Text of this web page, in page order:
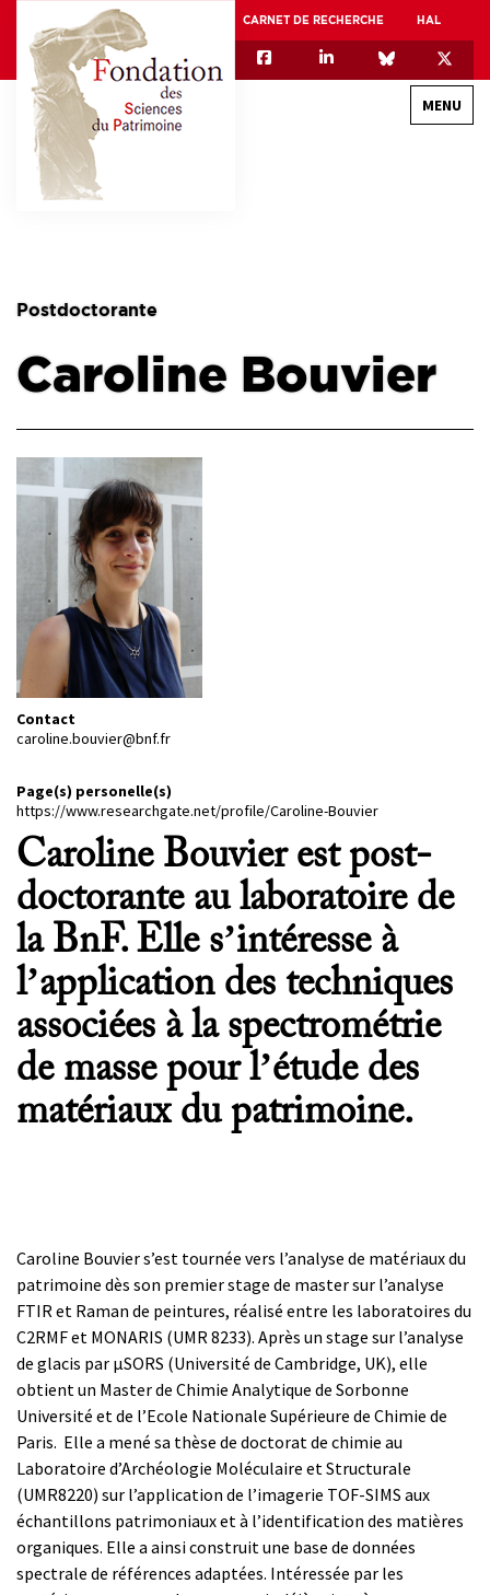
CARNET DE RECHERCHE HAL
MENU
ASSOCIATION DES JEUNES CHERCHEURS EN SCIENCES DU PATRIMOINE – AFJ2CSP
EQUIPEX PATRIMEX
EQUIPEX + ESPADON
MÉCÉNAT
Postdoctorante
Caroline Bouvier
Contact
caroline.bouvier@bnf.fr
Page(s) personelle(s)
https://www.researchgate.net/profile/Caroline-Bouvier
Caroline Bouvier est post-
doctorante au laboratoire de
la BnF. Elle s’intéresse à
l’application des techniques
associées à la spectrométrie
de masse pour l’étude des
matériaux du patrimoine.
Caroline Bouvier s’est tournée vers l’analyse de matériaux du
patrimoine dès son premier stage de master sur l’analyse
FTIR et Raman de peintures, réalisé entre les laboratoires du
C2RMF et MONARIS (UMR 8233). Après un stage sur l’analyse
de glacis par µSORS (Université de Cambridge, UK), elle
obtient un Master de Chimie Analytique de Sorbonne
Université et de l’Ecole Nationale Supérieure de Chimie de
Paris. Elle a mené sa thèse de doctorat de chimie au
Laboratoire d’Archéologie Moléculaire et Structurale
(UMR8220) sur l’application de l’imagerie TOF-SIMS aux
échantillons patrimoniaux et à l’identification des matières
organiques. Elle a ainsi construit une base de données
spectrale de références adaptées. Intéressée par les